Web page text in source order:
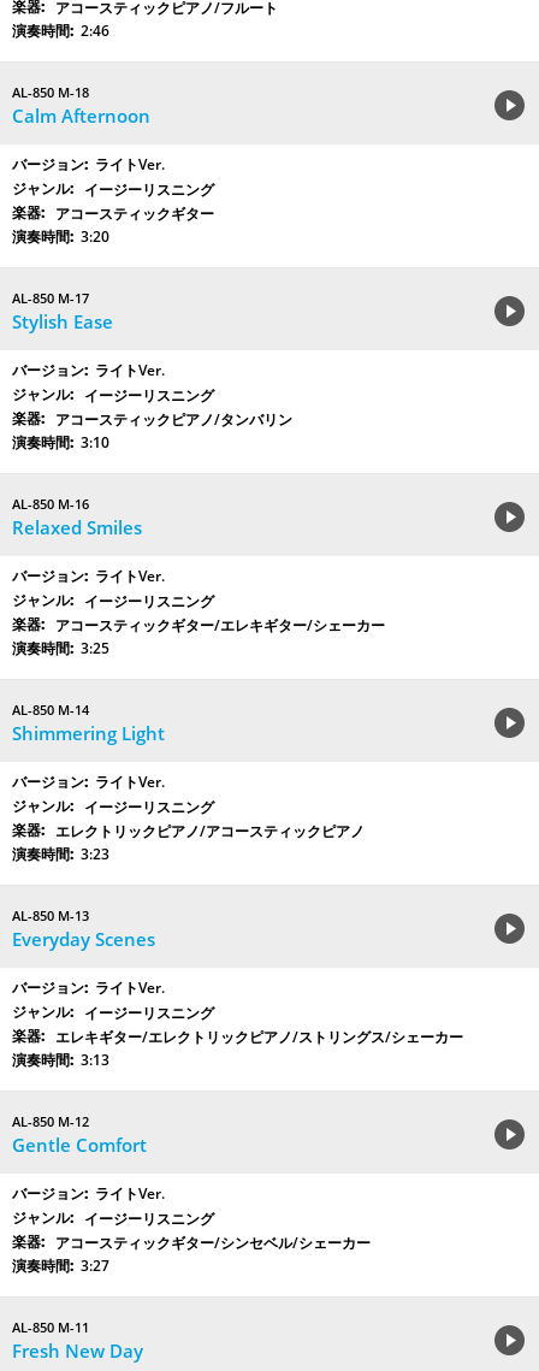
アコースティックピアノ/フルート
2:46
AL-850 M-18
Calm Afternoon
ライトVer.
イージーリスニング
アコースティックギター
3:20
AL-850 M-17
Stylish Ease
ライトVer.
イージーリスニング
アコースティックピアノ/タンバリン
3:10
AL-850 M-16
Relaxed Smiles
ライトVer.
イージーリスニング
アコースティックギター/エレキギター/シェーカー
3:25
AL-850 M-14
Shimmering Light
ライトVer.
イージーリスニング
エレクトリックピアノ/アコースティックピアノ
3:23
AL-850 M-13
Everyday Scenes
ライトVer.
イージーリスニング
エレキギター/エレクトリックピアノ/ストリングス/シェーカー
3:13
AL-850 M-12
Gentle Comfort
ライトVer.
イージーリスニング
アコースティックギター/シンセベル/シェーカー
3:27
AL-850 M-11
Fresh New Day